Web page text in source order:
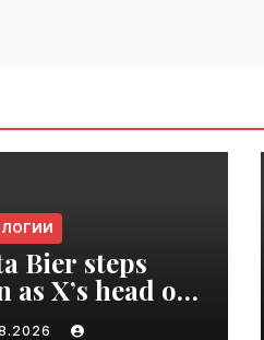
Bier steps
as X’s head of
| VseTime.ru